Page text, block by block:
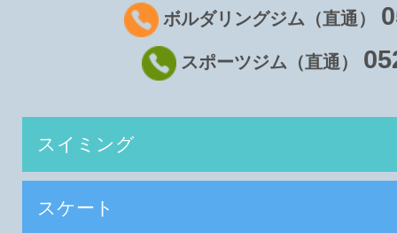
ボルダリングジム（直通）
スポーツジム（直通）
スイミング
スケート